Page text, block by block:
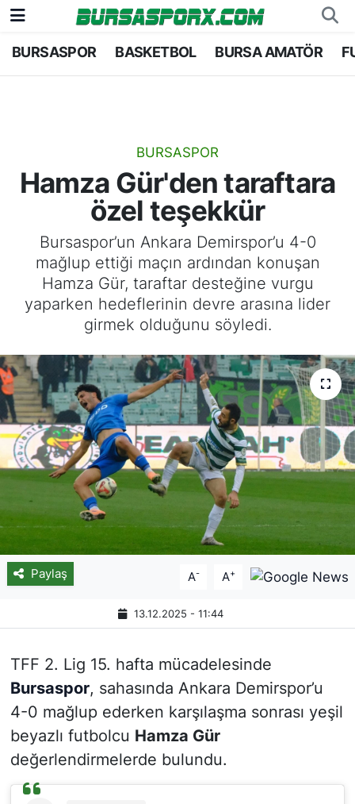
BURSASPOR BASKETBOL BURSA AMATÖR
BURSASPOR
Hamza Gür'den taraftara
özel teşekkür
Bursaspor’un Ankara Demirspor’u 4-0
mağlup ettiği maçın ardından konuşan
Hamza Gür, taraftar desteğine vurgu
yaparken hedeflerinin devre arasına lider
girmek olduğunu söyledi.
Paylaş A- A+
13.12.2025 - 11:44
TFF 2. Lig 15. hafta mücadelesinde
Bursaspor, sahasında Ankara Demirspor’u
4-0 mağlup ederken karşılaşma sonrası yeşil
beyazlı futbolcu Hamza Gür
değerlendirmelerde bulundu.
Bursaspor
Bursa Amatör
Hentbol
Voleybol
Genel
Bursa Nöbetçi Eczaneler
Bursa Trafik Yoğunluk Haritası
TFF 1.Lig Puan Durumu ve Fikstür
Tüm Manşetler
Son Dakika Haberleri